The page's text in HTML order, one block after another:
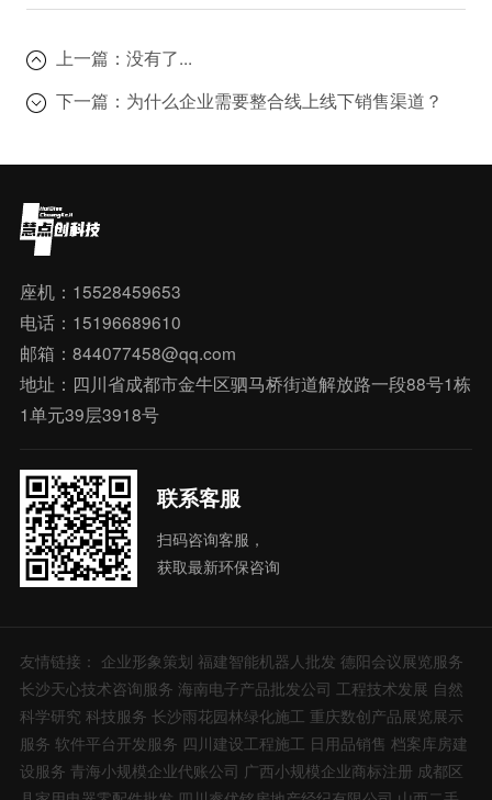
上一篇：没有了...
下一篇： 为什么企业需要整合线上线下销售渠道？
座机：15528459653
电话：15196689610
邮箱：844077458@qq.com
地址：四川省成都市金牛区驷马桥街道解放路一段88号1栋
1单元39层3918号
联系客服
扫码咨询客服，
获取最新环保咨询
友情链接： 企业形象策划 福建智能机器人批发 德阳会议展览服务
长沙天心技术咨询服务 海南电子产品批发公司 工程技术发展 自然
科学研究 科技服务 长沙雨花园林绿化施工 重庆数创产品展览展示
服务 软件平台开发服务 四川建设工程施工 日用品销售 档案库房建
设服务 青海小规模企业代账公司 广西小规模企业商标注册 成都区